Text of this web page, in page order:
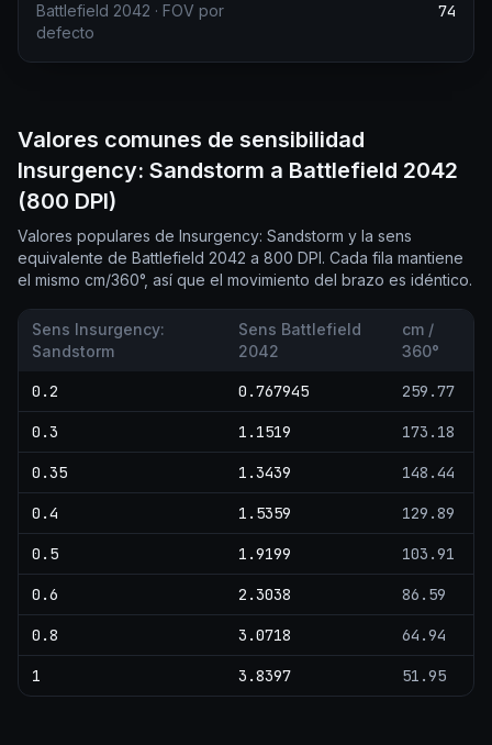
Battlefield 2042 · FOV por
defecto
74
Valores comunes de sensibilidad
Insurgency: Sandstorm a Battlefield 2042
(800 DPI)
Valores populares de Insurgency: Sandstorm y la sens
equivalente de Battlefield 2042 a 800 DPI. Cada fila mantiene
el mismo cm/360°, así que el movimiento del brazo es idéntico.
Sens Insurgency:
Sandstorm
Sens Battlefield
2042
cm /
360°
0.2 0.767945 259.77
0.3 1.1519 173.18
0.35 1.3439 148.44
0.4 1.5359 129.89
0.5 1.9199 103.91
0.6 2.3038 86.59
0.8 3.0718 64.94
1 3.8397 51.95